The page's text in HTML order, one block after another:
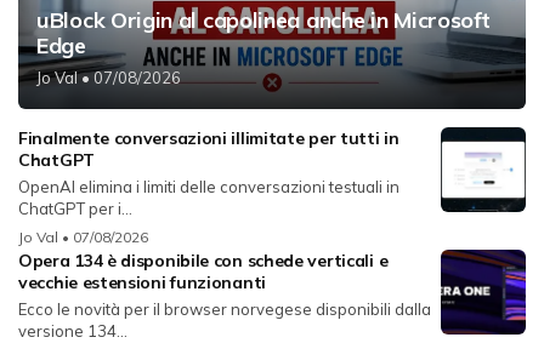
uBlock Origin al capolinea anche in Microsoft
Edge
Jo Val• 07/08/2026
Finalmente conversazioni illimitate per tutti in
ChatGPT
OpenAI elimina i limiti delle conversazioni testuali in
ChatGPT per i...
Jo Val • 07/08/2026
Opera 134 è disponibile con schede verticali e
vecchie estensioni funzionanti
Ecco le novità per il browser norvegese disponibili dalla
versione 134...